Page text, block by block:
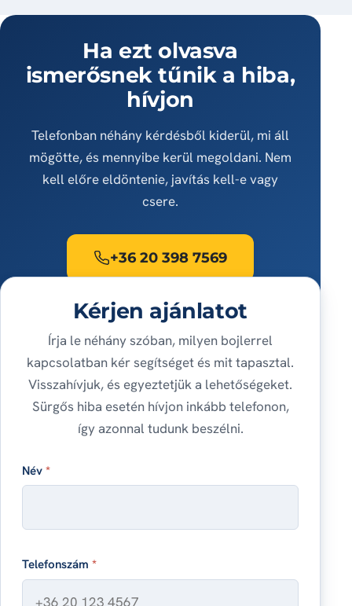
Ha ezt olvasva
ismerősnek tűnik a hiba,
hívjon
Telefonban néhány kérdésből kiderül, mi áll
mögötte, és mennyibe kerül megoldani. Nem
kell előre eldöntenie, javítás kell-e vagy
csere.
+36 20 398 7569
Kérjen ajánlatot
Írja le néhány szóban, milyen bojlerrel
kapcsolatban kér segítséget és mit tapasztal.
Visszahívjuk, és egyeztetjük a lehetőségeket.
Sürgős hiba esetén hívjon inkább telefonon,
így azonnal tudunk beszélni.
Név*
Telefonszám*